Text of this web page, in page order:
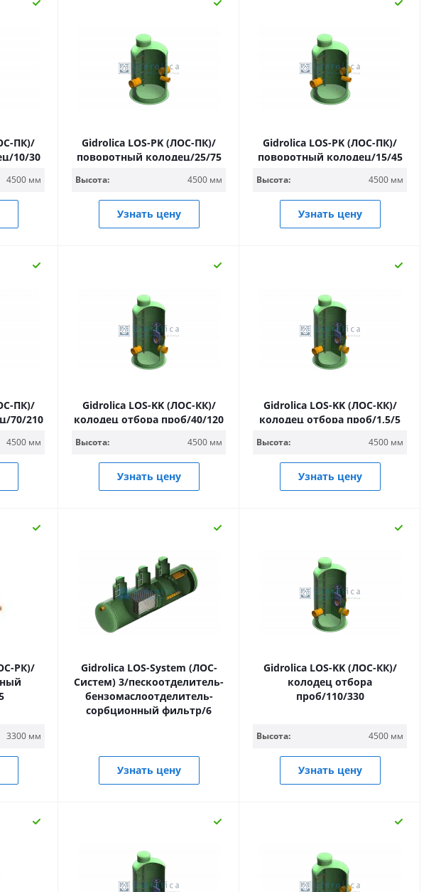
ПК)/
10/30
4500 мм
Gidrolica LOS-PK (ЛОС-ПК)/
поворотный колодец/25/75
Высота: 4500 мм
Узнать цену
Gidrolica LOS-PK (ЛОС-ПК)/
поворотный колодец/15/45
Высота: 4500 мм
Узнать цену
ПК)/
70/210
4500 мм
Gidrolica LOS-KK (ЛОС-КК)/
колодец отбора проб/40/120
Высота: 4500 мм
Узнать цену
Gidrolica LOS-KK (ЛОС-КК)/
колодец отбора проб/1,5/5
Высота: 4500 мм
Узнать цену
РК)/
3300 мм
Gidrolica LOS-System (ЛОС-
Систем) 3/пескоотделитель-
бензомаслоотделитель-
сорбционный фильтр/6
Узнать цену
Gidrolica LOS-KK (ЛОС-КК)/
колодец отбора
проб/110/330
Высота: 4500 мм
Узнать цену